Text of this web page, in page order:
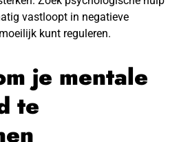
vastloopt in negatieve
kunt reguleren.
je mentale
te